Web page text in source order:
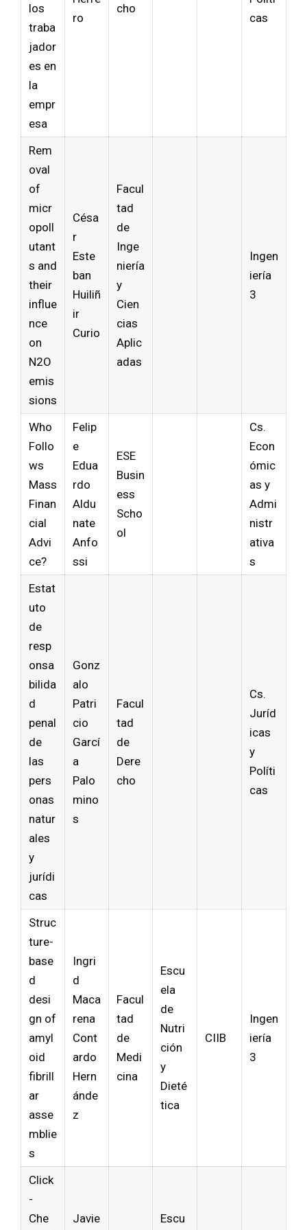
los
traba
jador
es en
la
empr
esa
ro
cho
cas
Rem
oval
of
micr
opoll
utant
s and
their
influe
nce
on
N2O
emis
sions
Césa
r
Este
ban
Huiliñ
ir
Curio
Facul
tad
de
Inge
niería
y
Cien
cias
Aplic
adas
Ingen
iería
3
Who
Follo
ws
Mass
Finan
cial
Advi
ce?
Felip
e
Edua
rdo
Aldu
nate
Anfo
ssi
ESE
Busin
ess
Scho
ol
Cs.
Econ
ómic
as y
Admi
nistr
ativa
s
Estat
uto
de
resp
onsa
bilida
d
penal
de
las
pers
onas
natur
ales
y
jurídi
cas
Gonz
alo
Patri
cio
Garcí
a
Palo
mino
s
Facul
tad
de
Dere
cho
Cs.
Juríd
icas
y
Políti
cas
Struc
ture-
base
d
desi
gn of
amyl
oid
fibrill
ar
asse
mblie
s
Ingri
d
Maca
rena
Cont
ardo
Hern
ánde
z
Facul
tad
de
Medi
cina
Escu
ela
de
Nutri
ción
y
Dieté
tica
CIIB
Ingen
iería
3
Click
-
Che
Javie
Escu